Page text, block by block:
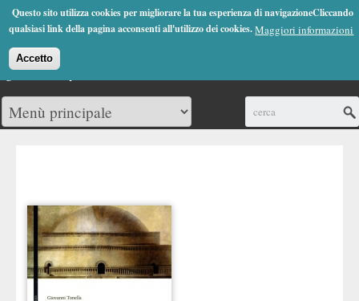
Questo sito utilizza cookies per migliorare la tua esperienza di navigazioneCliccando
qualsiasi link della pagina acconsenti all'utilizzo dei cookies.Maggiori informazioni
Accetto
Jump to Navigation
(0)